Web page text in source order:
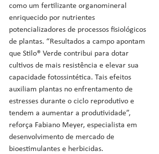
como um fertilizante organomineral
enriquecido por nutrientes
potencializadores de processos fisiológicos
de plantas. “Resultados a campo apontam
que Stilo® Verde contribui para dotar
cultivos de mais resistência e elevar sua
capacidade fotossintética. Tais efeitos
auxiliam plantas no enfrentamento de
estresses durante o ciclo reprodutivo e
tendem a aumentar a produtividade”,
reforça Fabiano Meyer, especialista em
desenvolvimento de mercado de
bioestimulantes e herbicidas.